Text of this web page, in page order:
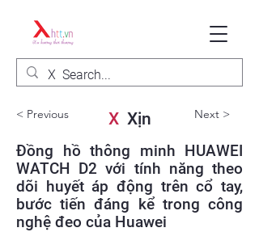
< Previous XXịn Next >
Đồng hồ thông minh HUAWEI
WATCH D2 với tính năng theo
dõi huyết áp động trên cổ tay,
bước tiến đáng kể trong công
nghệ đeo của Huawei